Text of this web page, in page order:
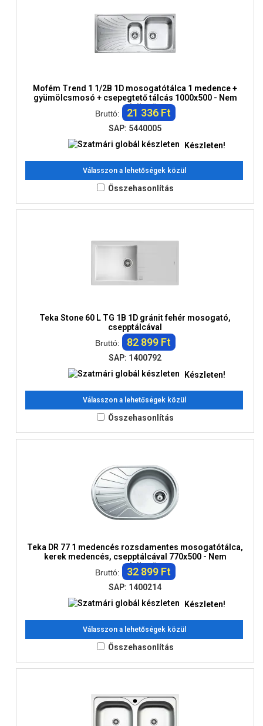
Mofém Trend 1 1/2B 1D mosogatótálca 1 medence +
gyümölcsmosó + csepegtető tálcás 1000x500 - Nem
rendelhető
Bruttó: 21 336 Ft
SAP: 5440005
Készleten!
Válasszon a lehetőségek közül
Összehasonlítás
Teka Stone 60 L TG 1B 1D gránit fehér mosogató,
csepptálcával
Bruttó:
82 899 Ft
SAP: 1400792
Készleten!
Válasszon a lehetőségek közül
Összehasonlítás
Teka DR 77 1 medencés rozsdamentes mosogatótálca,
kerek medencés, csepptálcával 770x500 - Nem
rendelhető
Bruttó: 32 899 Ft
SAP: 1400214
Készleten!
Válasszon a lehetőségek közül
Összehasonlítás